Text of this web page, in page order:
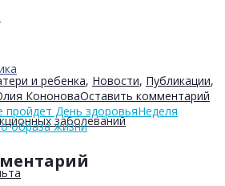
заболеваний
и ребенка, Новости, Публикации,
КононоваОставить комментарий
пройдет День здоровьяНеделя
образа жизни